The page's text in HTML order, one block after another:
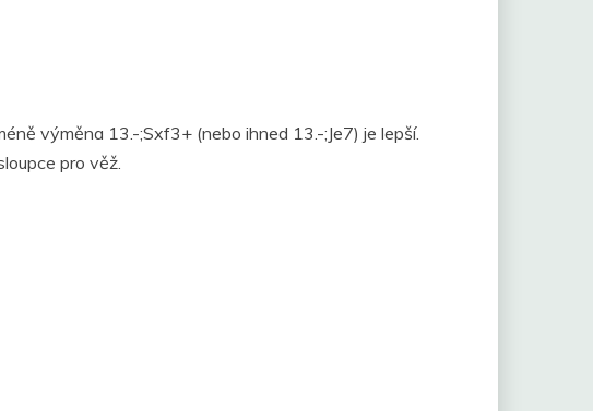
výměna 13.-;Sxf3+ (nebo ihned 13.-;Je7) je lepší.
pro věž.